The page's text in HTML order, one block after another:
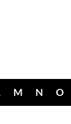
M N O